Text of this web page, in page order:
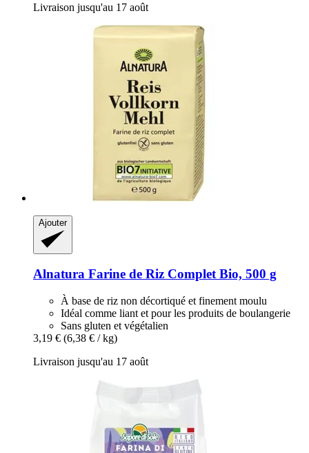
Livraison jusqu'au 17 août
Ajouter
Alnatura Farine de Riz Complet Bio, 500 g
À base de riz non décortiqué et finement moulu
Idéal comme liant et pour les produits de boulangerie
Sans gluten et végétalien
3,19 € (6,38 € / kg)
Livraison jusqu'au 17 août